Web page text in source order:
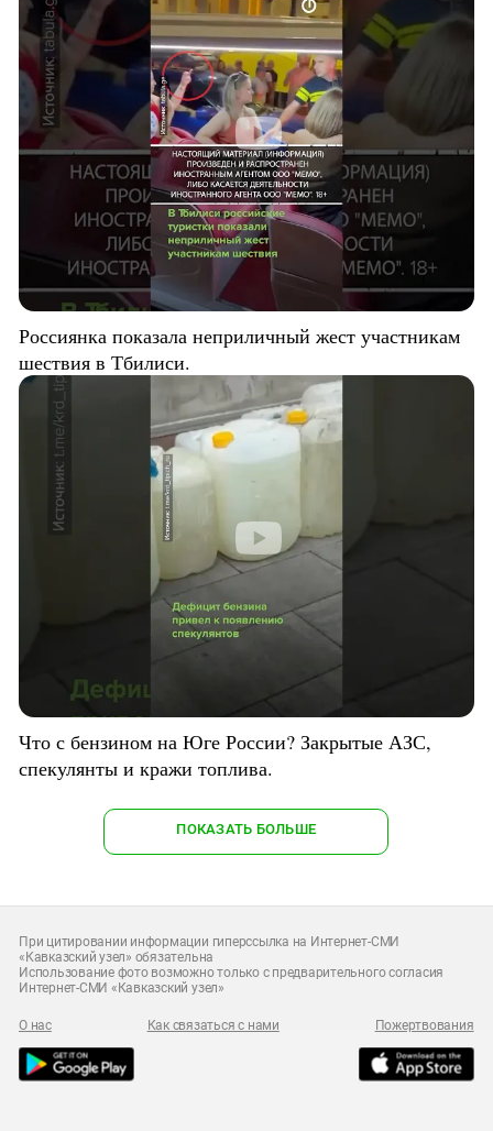
Россиянка показала неприличный жест участникам
шествия в Тбилиси.
Что с бензином на Юге России? Закрытые АЗС,
спекулянты и кражи топлива.
ПОКАЗАТЬ БОЛЬШЕ
При цитировании информации гиперссылка на Интернет-СМИ
«Кавказский узел» обязательна
Использование фото возможно только с предварительного согласия
Интернет-СМИ «Кавказский узел»
О нас Как связаться с нами Пожертвования